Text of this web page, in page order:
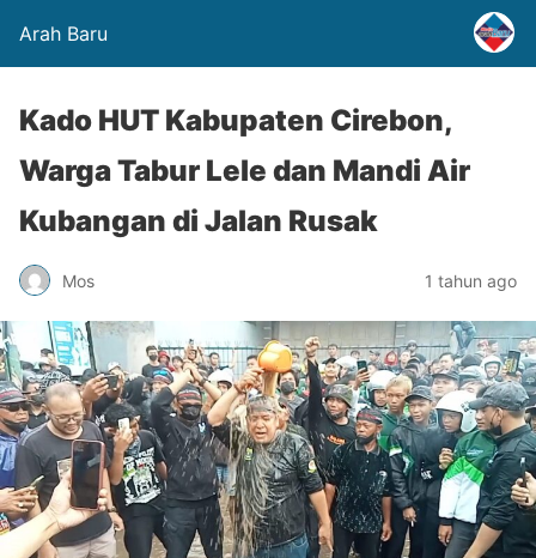
Arah Baru
Kado HUT Kabupaten Cirebon,
Warga Tabur Lele dan Mandi Air
Kubangan di Jalan Rusak
Mos 1 tahun ago